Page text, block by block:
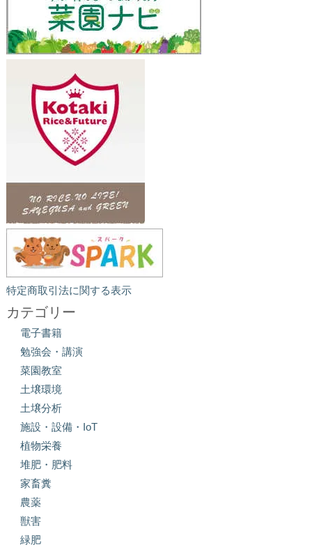
特定商取引法に関する表示
カテゴリー
電子書籍
勉強会・講演
菜園教室
土壌環境
土壌分析
施設・設備・IoT
植物栄養
堆肥・肥料
家畜糞
農薬
獣害
緑肥